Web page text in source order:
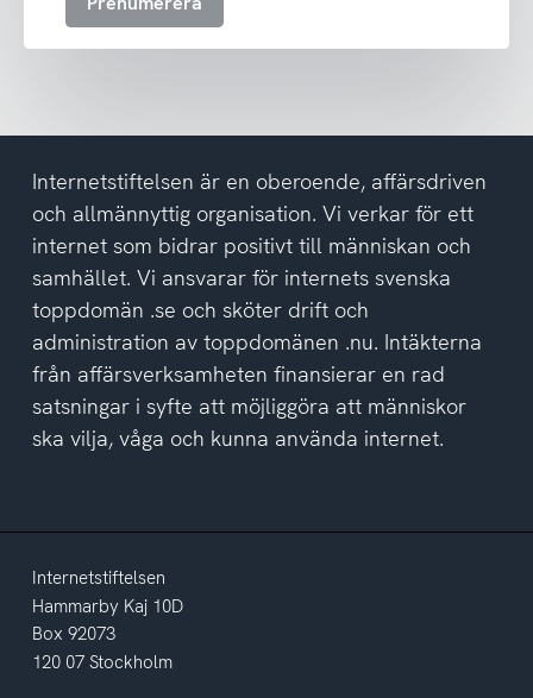
del
av
integritetspolicyn
Internetstiftelsen är en oberoende, affärsdriven
och allmännyttig organisation. Vi verkar för ett
internet som bidrar positivt till människan och
samhället. Vi ansvarar för internets svenska
toppdomän .se och sköter drift och
administration av toppdomänen .nu. Intäkterna
från affärsverksamheten finansierar en rad
satsningar i syfte att möjliggöra att människor
ska vilja, våga och kunna använda internet.
Internetstiftelsen
Hammarby Kaj 10D
Box 92073
120 07 Stockholm